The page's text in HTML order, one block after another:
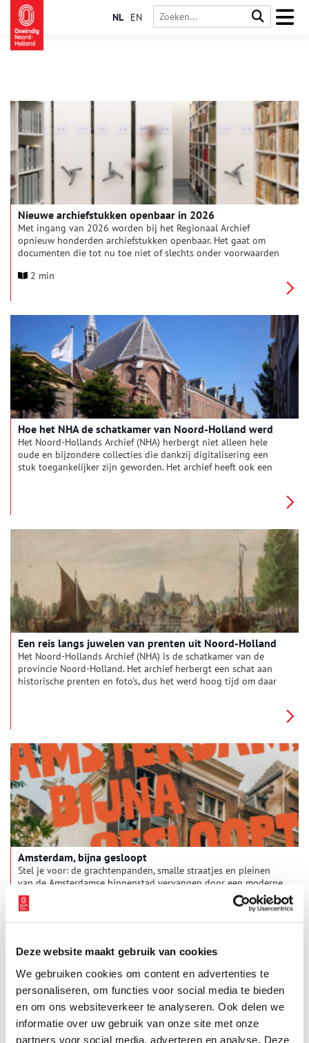
Deze website maakt gebruik van cookies
We gebruiken cookies om content en advertenties te
personaliseren, om functies voor social media te bieden
en om ons websiteverkeer te analyseren. Ook delen we
informatie over uw gebruik van onze site met onze
partners voor social media, adverteren en analyse. Deze
NL EN
Nieuwe archiefstukken openbaar in 2026
Met ingang van 2026 worden bij het Regionaal Archief
opnieuw honderden archiefstukken openbaar. Het gaat om
documenten die tot nu toe niet of slechts onder voorwaarden
voor iedereen toegankelijk zijn in de studiezaal. Onder deze
gevangen zaten omdat ze tijdens de Tweede Wereldoorlog
‘fout’ zouden zijn geweest én bijzonder archiefmateriaal dat
bijdraagt aan de geschiedenis van vrouwen in de regio.
2 min
Hoe het NHA de schatkamer van Noord-Holland werd
Het Noord-Hollands Archief (NHA) herbergt niet alleen hele
oude en bijzondere collecties die dankzij digitalisering een
stuk toegankelijker zijn geworden. Het archief heeft ook een
Een reis langs juwelen van prenten uit Noord-Holland
Het Noord-Hollands Archief (NHA) is de schatkamer van de
provincie Noord-Holland. Het archief herbergt een schat aan
historische prenten en foto’s, dus het werd hoog tijd om daar
Amsterdam, bijna gesloopt
Stel je voor: de grachtenpanden, smalle straatjes en pleinen
van de Amsterdamse binnenstad vervangen door een moderne
stad van glas en staal. Dit scenario leek in de 20ste eeuw écht
te gaan gebeuren. Het is misschien lastig nu in te beelden
maar de binnenstad lag er destijds vervallen bij: een stad in
oude buurten te vervangen door moderne wijken met brede
autowegen en grote kantoorgebouwen. Het Grachtenmuseum
op de Herengracht 386 was er bijvoorbeeld niet geweest als
alle plannen voor verkeersdoorbraken door waren gegaan.